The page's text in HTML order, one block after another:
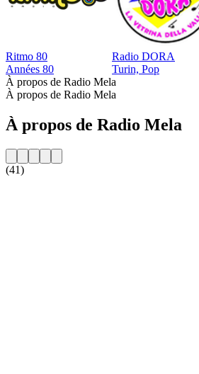
Ritmo 80
Années 80
Radio DORA
Turin, Pop
À propos de Radio Mela
À propos de Radio Mela
À propos de Radio Mela
(41)